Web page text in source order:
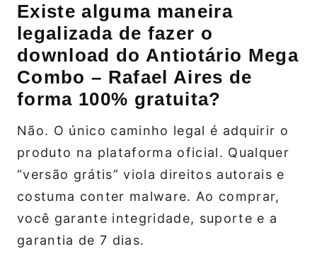
Existe alguma maneira
legalizada de fazer o
download do Antiotário Mega
Combo – Rafael Aires de
forma 100% gratuita?
Não. O único caminho legal é adquirir o
produto na plataforma oficial. Qualquer
“versão grátis” viola direitos autorais e
costuma conter malware. Ao comprar,
você garante integridade, suporte e a
garantia de 7 dias.